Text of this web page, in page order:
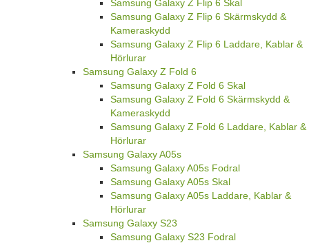
Samsung Galaxy Z Flip 6 Skal
Samsung Galaxy Z Flip 6 Skärmskydd &
Kameraskydd
Samsung Galaxy Z Flip 6 Laddare, Kablar &
Hörlurar
Samsung Galaxy Z Fold 6
Samsung Galaxy Z Fold 6 Skal
Samsung Galaxy Z Fold 6 Skärmskydd &
Kameraskydd
Samsung Galaxy Z Fold 6 Laddare, Kablar &
Hörlurar
Samsung Galaxy A05s
Samsung Galaxy A05s Fodral
Samsung Galaxy A05s Skal
Samsung Galaxy A05s Laddare, Kablar &
Hörlurar
Samsung Galaxy S23
Samsung Galaxy S23 Fodral